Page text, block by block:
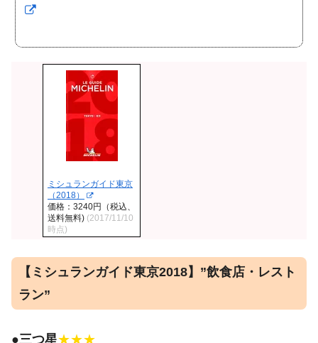
ミシュランガイド東京
（2018）
価格：3240円（税込、
送料無料) (2017/11/10
時点)
【ミシュランガイド東京2018】”飲食店・レスト
ラン”
●三つ星★★★